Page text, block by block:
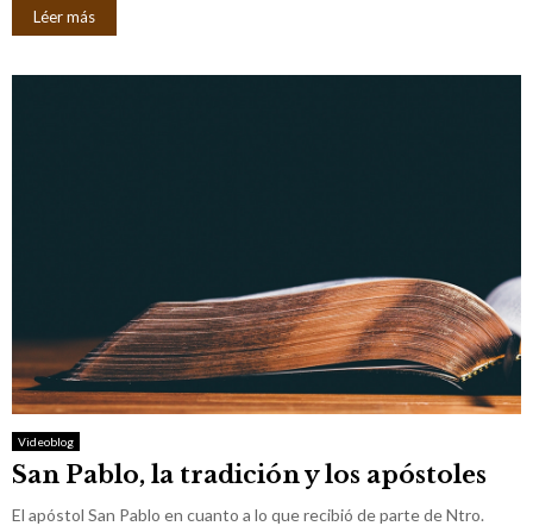
Léer más
Videoblog
San Pablo, la tradición y los apóstoles
El apóstol San Pablo en cuanto a lo que recibió de parte de Ntro.